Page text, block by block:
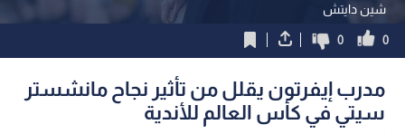
شين دايتش
0
0
مدرب إيفرتون يقلل من تأثير نجاح مانشستر
سيتي في كأس العالم للأندية